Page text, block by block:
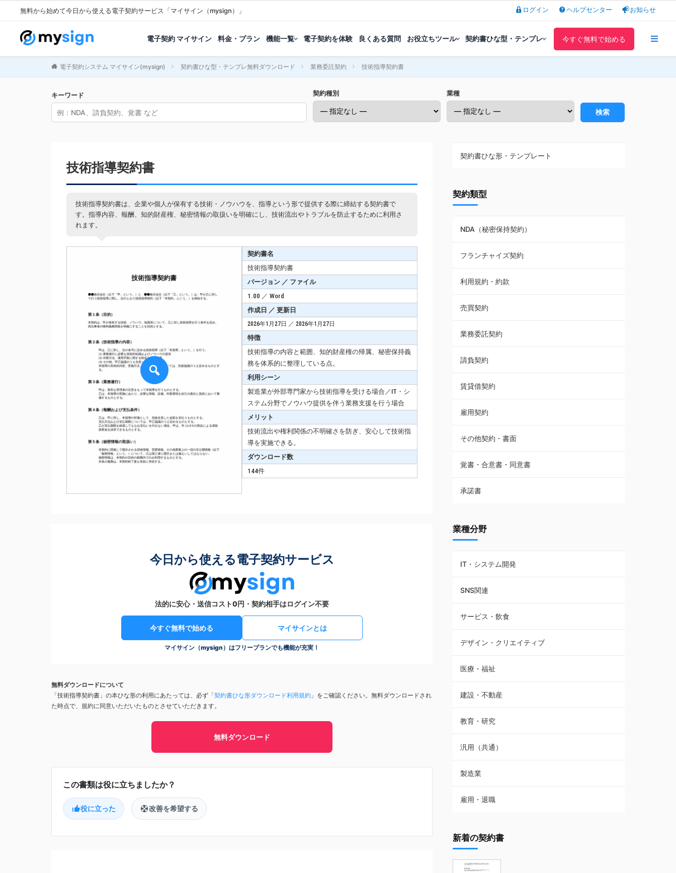
無料から始めて今日から使える電子契約サービス「マイサイン（mysign）」 ログイン ヘルプセンター お知らせ
電子契約 マイサイン 料金・プラン 機能一覧 電子契約を体験 良くある質問 お役立ちツール 契約書ひな型・テンプレ 今すぐ無料で始める
電子契約システム マイサイン(mysign) 契約書ひな型・テンプレ無料ダウンロード 業務委託契約 技術指導契約書
キーワード 契約種別 業種
検索
技術指導契約書
技術指導契約書は、企業や個人が保有する技術・ノウハウを、指導という形で提供する際に締結する契約書で
す。指導内容、報酬、知的財産権、秘密情報の取扱いを明確にし、技術流出やトラブルを防止するために利用さ
れます。
契約書名
技術指導契約書
バージョン ／ ファイル
1.00 ／ Word
作成日 ／ 更新日
2026年1月27日 ／ 2026年1月27日
特徴
技術指導の内容と範囲、知的財産権の帰属、秘密保持義
務を体系的に整理している点。
利用シーン
製造業が外部専門家から技術指導を受ける場合／IT・シ
ステム分野でノウハウ提供を伴う業務支援を行う場合
メリット
技術流出や権利関係の不明確さを防ぎ、安心して技術指
導を実施できる。
ダウンロード数
144件
今日から使える電子契約サービス
法的に安心・送信コスト0円・契約相手はログイン不要
今すぐ無料で始める マイサインとは
マイサイン（mysign）はフリープランでも機能が充実！
無料ダウンロードについて
「技術指導契約書」の本ひな形の利用にあたっては、必ず「契約書ひな形ダウンロード利用規約 」をご確認ください。無料ダウンロードされ
た時点で、規約に同意いただいたものとさせていただきます。
無料ダウンロード
役に立った 改善を希望する
契約書ひな形・テンプレート
NDA（秘密保持契約）
業務委託契約
利用規約・約款
覚書・合意書・同意書
承諾書
雇用契約
その他契約・書面
売買契約
株主総会議事録・関連書類
請負契約
フランチャイズ契約
賃貸借契約
契約類型
NDA（秘密保持契約）
フランチャイズ契約
利用規約・約款
売買契約
業務委託契約
請負契約
賃貸借契約
雇用契約
その他契約・書面
覚書・合意書・同意書
承諾書
業種分野
IT・システム開発
SNS関連
サービス・飲食
デザイン・クリエイティブ
医療・福祉
建設・不動産
教育・研究
汎用（共通）
製造業
雇用・退職
新着の契約書